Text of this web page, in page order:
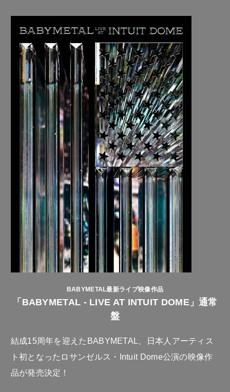
BABYMETAL最新ライブ映像作品
「BABYMETAL - LIVE AT INTUIT DOME」通常
盤
結成15周年を迎えたBABYMETAL、日本人アーティス
ト初となったロサンゼルス・Intuit Dome公演の映像作
品が発売決定！